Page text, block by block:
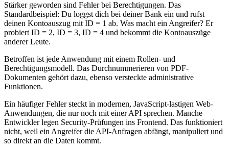
Stärker geworden sind Fehler bei Berechtigungen. Das
Standardbeispiel: Du loggst dich bei deiner Bank ein und rufst
deinen Kontoauszug mit ID = 1 ab. Was macht ein Angreifer? Er
probiert ID = 2, ID = 3, ID = 4 und bekommt die Kontoauszüge
anderer Leute.
Betroffen ist jede Anwendung mit einem Rollen- und
Berechtigungsmodell. Das Durchnummerieren von PDF-
Dokumenten gehört dazu, ebenso versteckte administrative
Funktionen.
Ein häufiger Fehler steckt in modernen, JavaScript-lastigen Web-
Anwendungen, die nur noch mit einer API sprechen. Manche
Entwickler legen Security-Prüfungen ins Frontend. Das funktioniert
nicht, weil ein Angreifer die API-Anfragen abfängt, manipuliert und
so direkt an die Daten kommt.